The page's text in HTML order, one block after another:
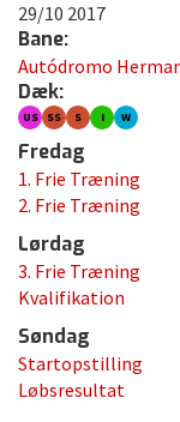
29/10 2017
Bane:
Autódromo
Dæk:
US SS S I W
Fredag
1. Frie Træning
2. Frie Træning
Lørdag
3. Frie Træning
Kvalifikation
Søndag
Startopstilling
Løbsresultat